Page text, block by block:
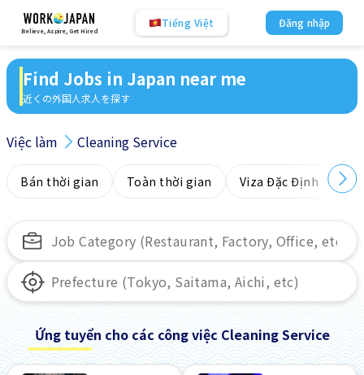
Believe, Aspire, Get Hired
Tiếng Việt Đăng nhập
Find Jobs in Japan near me
近くの外国人求人を探す
Việc làm Cleaning Service
Bán thời gian Toàn thời gian Viza Đặc Định
Ứng tuyển cho các công việc Cleaning Service